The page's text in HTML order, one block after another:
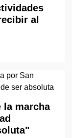
al
la marcha